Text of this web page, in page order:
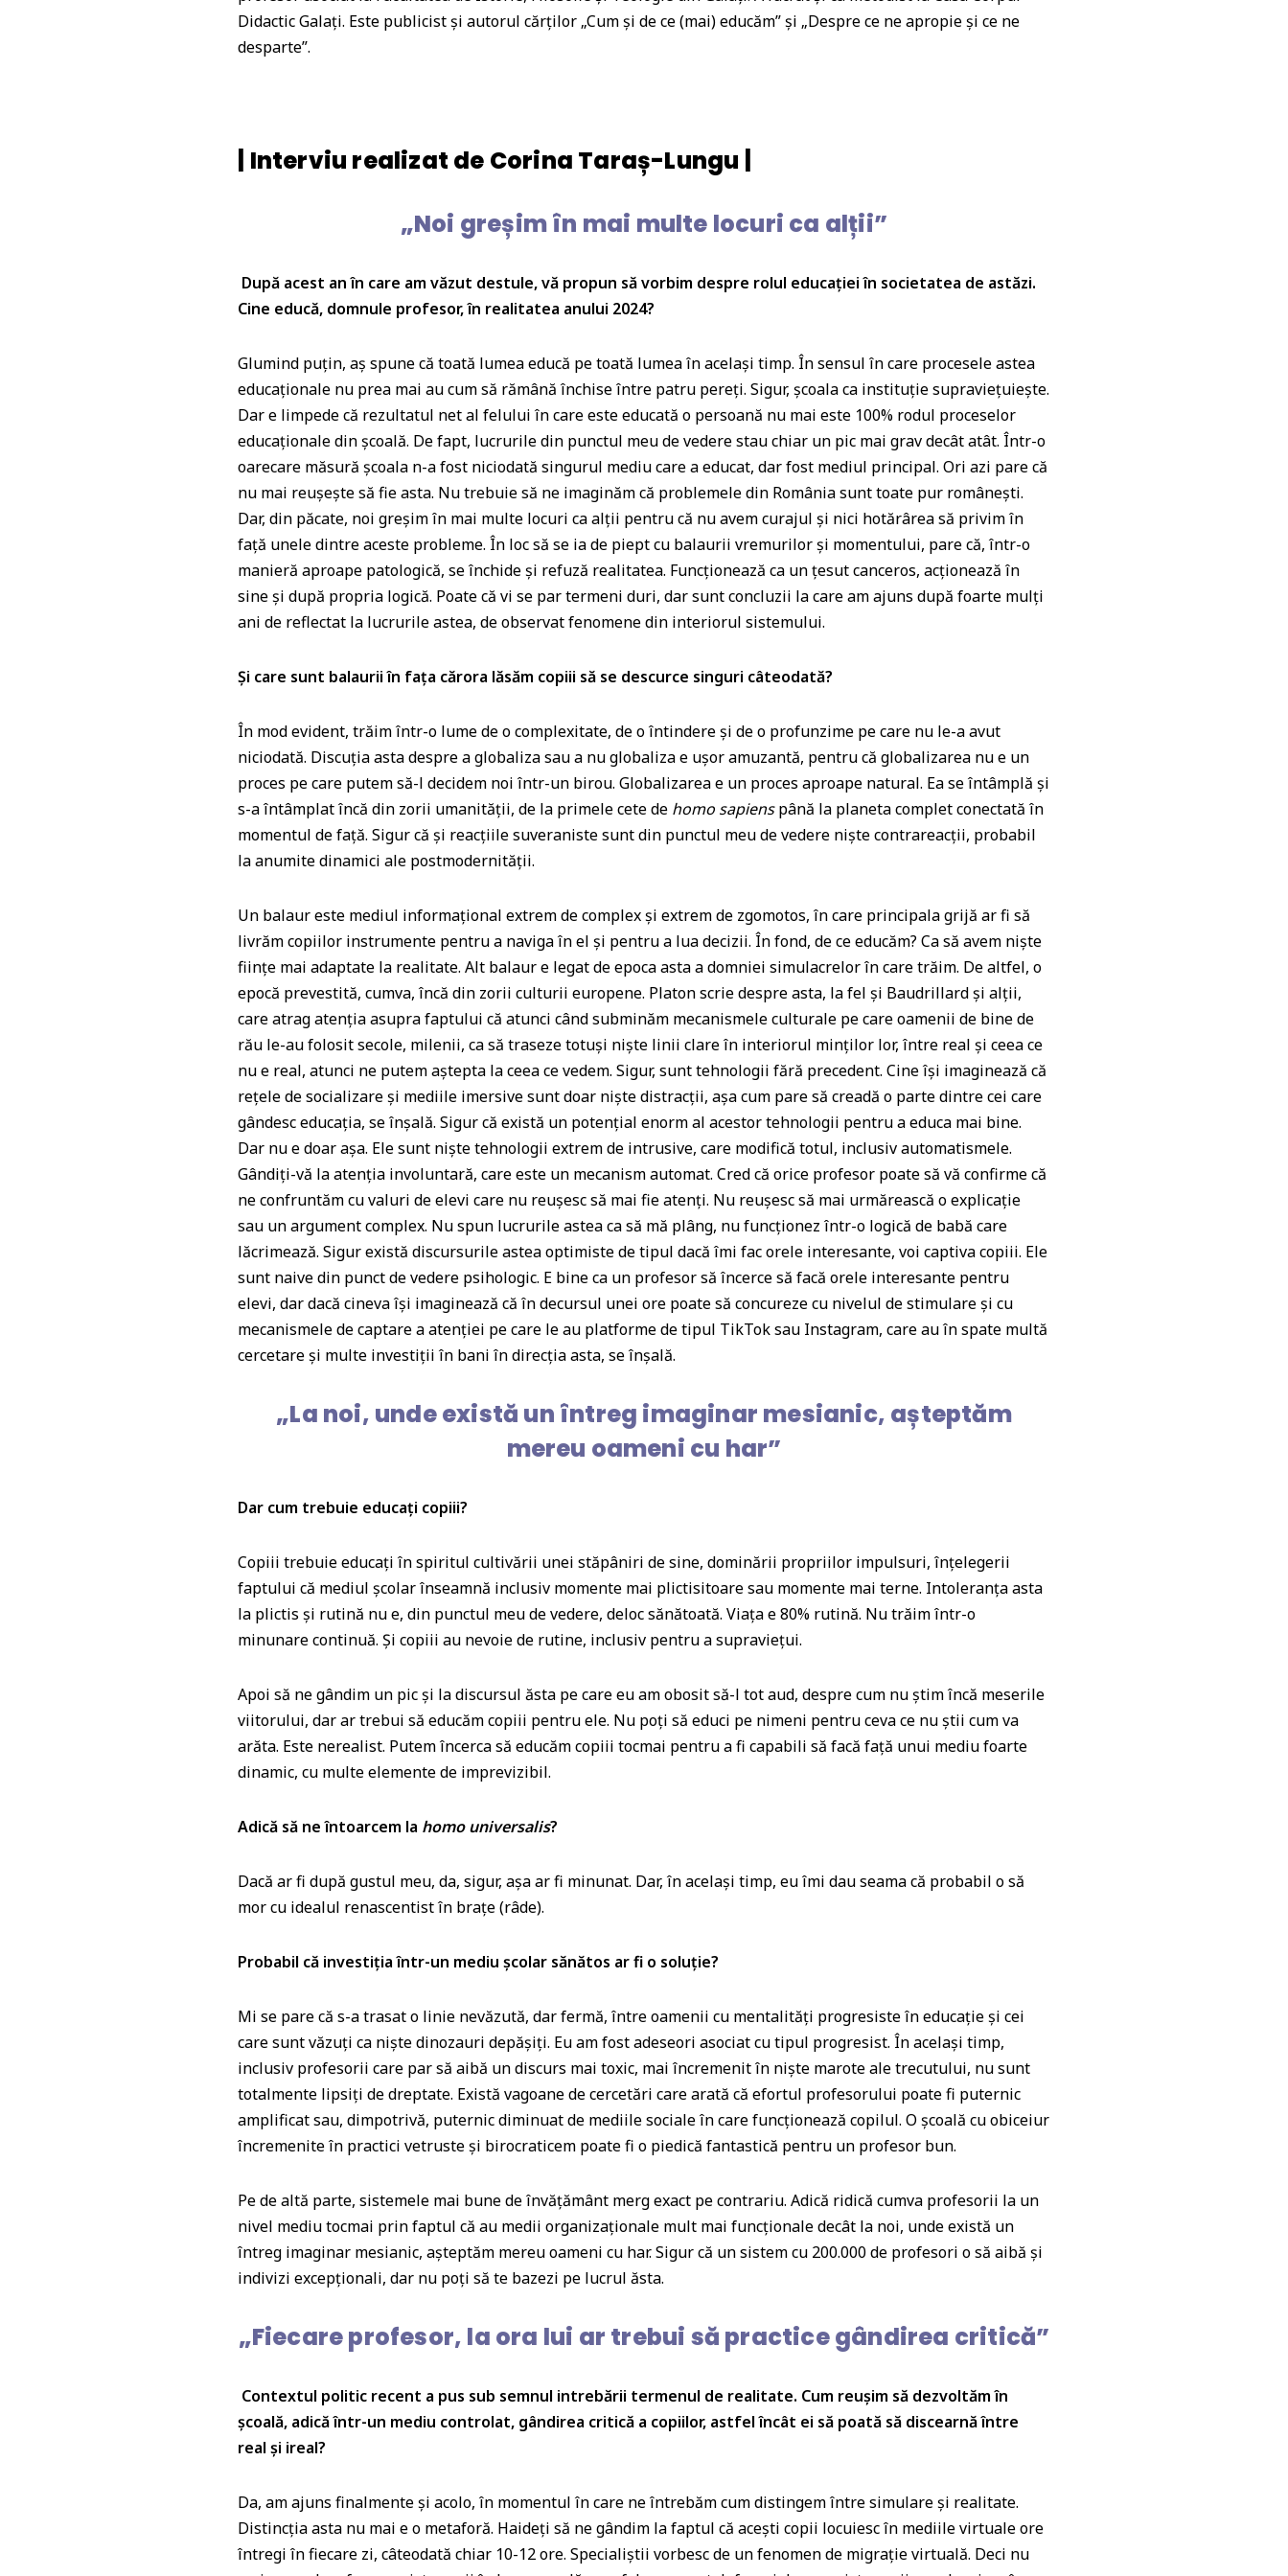
s
A
e e e gl
r
o
o l je
az
Didactic Galați. Este publicist și autorul cărților „Cum și de ce (mai) educăm” și „Despre ce ne apropie și ce ne
desparte”.
| Interviu realizat de Corina Taraș-Lungu |
„Noi greșim în mai multe locuri ca alții”
După acest an în care am văzut destule, vă propun să vorbim despre rolul educației în societatea de astăzi.
Cine educă, domnule profesor, în realitatea anului 2024?
Glumind puțin, aș spune că toată lumea educă pe toată lumea în același timp. În sensul în care procesele astea
educaționale nu prea mai au cum să rămână închise între patru pereți. Sigur, școala ca instituție supraviețuiește.
Dar e limpede că rezultatul net al felului în care este educată o persoană nu mai este 100% rodul proceselor
educaționale din școală. De fapt, lucrurile din punctul meu de vedere stau chiar un pic mai grav decât atât. Într-o
oarecare măsură școala n-a fost niciodată singurul mediu care a educat, dar fost mediul principal. Ori azi pare că
nu mai reușește să fie asta. Nu trebuie să ne imaginăm că problemele din România sunt toate pur românești.
Dar, din păcate, noi greșim în mai multe locuri ca alții pentru că nu avem curajul și nici hotărârea să privim în
față unele dintre aceste probleme. În loc să se ia de piept cu balaurii vremurilor și momentului, pare că, într-o
manieră aproape patologică, se închide și refuză realitatea. Funcționează ca un țesut canceros, acționează în
sine și după propria logică. Poate că vi se par termeni duri, dar sunt concluzii la care am ajuns după foarte mulți
ani de reflectat la lucrurile astea, de observat fenomene din interiorul sistemului.
Și care sunt balaurii în fața cărora lăsăm copiii să se descurce singuri câteodată?
În mod evident, trăim într-o lume de o complexitate, de o întindere și de o profunzime pe care nu le-a avut
niciodată. Discuția asta despre a globaliza sau a nu globaliza e ușor amuzantă, pentru că globalizarea nu e un
proces pe care putem să-l decidem noi într-un birou. Globalizarea e un proces aproape natural. Ea se întâmplă și
s-a întâmplat încă din zorii umanității, de la primele cete de homo sapienspână la planeta complet conectată în
momentul de față. Sigur că și reacțiile suveraniste sunt din punctul meu de vedere niște contrareacții, probabil
la anumite dinamici ale postmodernității.
Un balaur este mediul informațional extrem de complex și extrem de zgomotos, în care principala grijă ar fi să
livrăm copiilor instrumente pentru a naviga în el și pentru a lua decizii. În fond, de ce educăm? Ca să avem niște
ființe mai adaptate la realitate. Alt balaur e legat de epoca asta a domniei simulacrelor în care trăim. De altfel, o
epocă prevestită, cumva, încă din zorii culturii europene. Platon scrie despre asta, la fel și Baudrillard și alții,
care atrag atenția asupra faptului că atunci când subminăm mecanismele culturale pe care oamenii de bine de
rău le-au folosit secole, milenii, ca să traseze totuși niște linii clare în interiorul minților lor, între real și ceea ce
nu e real, atunci ne putem aștepta la ceea ce vedem. Sigur, sunt tehnologii fără precedent. Cine își imaginează că
rețele de socializare și mediile imersive sunt doar niște distracții, așa cum pare să creadă o parte dintre cei care
gândesc educația, se înșală. Sigur că există un potențial enorm al acestor tehnologii pentru a educa mai bine.
Dar nu e doar așa. Ele sunt niște tehnologii extrem de intrusive, care modifică totul, inclusiv automatismele.
Gândiți-vă la atenția involuntară, care este un mecanism automat. Cred că orice profesor poate să vă confirme că
ne confruntăm cu valuri de elevi care nu reușesc să mai fie atenți. Nu reușesc să mai urmărească o explicație
sau un argument complex. Nu spun lucrurile astea ca să mă plâng, nu funcționez într-o logică de babă care
lăcrimează. Sigur există discursurile astea optimiste de tipul dacă îmi fac orele interesante, voi captiva copiii. Ele
sunt naive din punct de vedere psihologic. E bine ca un profesor să încerce să facă orele interesante pentru
elevi, dar dacă cineva își imaginează că în decursul unei ore poate să concureze cu nivelul de stimulare și cu
mecanismele de captare a atenției pe care le au platforme de tipul TikTok sau Instagram, care au în spate multă
cercetare și multe investiții în bani în direcția asta, se înșală.
„La noi, unde există un întreg imaginar mesianic, așteptăm
mereu oameni cu har”
Dar cum trebuie educați copiii?
Copiii trebuie educați în spiritul cultivării unei stăpâniri de sine, dominării propriilor impulsuri, înțelegerii
faptului că mediul școlar înseamnă inclusiv momente mai plictisitoare sau momente mai terne. Intoleranța asta
la plictis și rutină nu e, din punctul meu de vedere, deloc sănătoată. Viața e 80% rutină. Nu trăim într-o
minunare continuă. Și copiii au nevoie de rutine, inclusiv pentru a supraviețui.
Apoi să ne gândim un pic și la discursul ăsta pe care eu am obosit să-l tot aud, despre cum nu știm încă meserile
viitorului, dar ar trebui să educăm copiii pentru ele. Nu poți să educi pe nimeni pentru ceva ce nu știi cum va
arăta. Este nerealist. Putem încerca să educăm copiii tocmai pentru a fi capabili să facă față unui mediu foarte
dinamic, cu multe elemente de imprevizibil.
Adică să ne întoarcem la homo universalis?
Dacă ar fi după gustul meu, da, sigur, așa ar fi minunat. Dar, în același timp, eu îmi dau seama că probabil o să
mor cu idealul renascentist în brațe (râde).
Probabil că investiția într-un mediu școlar sănătos ar fi o soluție?
Mi se pare că s-a trasat o linie nevăzută, dar fermă, între oamenii cu mentalități progresiste în educație și cei
care sunt văzuți ca niște dinozauri depășiți. Eu am fost adeseori asociat cu tipul progresist. În același timp,
inclusiv profesorii care par să aibă un discurs mai toxic, mai încremenit în niște marote ale trecutului, nu sunt
totalmente lipsiți de dreptate. Există vagoane de cercetări care arată că efortul profesorului poate fi puternic
amplificat sau, dimpotrivă, puternic diminuat de mediile sociale în care funcționează copilul. O școală cu obiceiur
încremenite în practici vetruste și birocraticem poate fi o piedică fantastică pentru un profesor bun.
Pe de altă parte, sistemele mai bune de învățământ merg exact pe contrariu. Adică ridică cumva profesorii la un
nivel mediu tocmai prin faptul că au medii organizaționale mult mai funcționale decât la noi, unde există un
întreg imaginar mesianic, așteptăm mereu oameni cu har. Sigur că un sistem cu 200.000 de profesori o să aibă și
indivizi excepționali, dar nu poți să te bazezi pe lucrul ăsta.
„Fiecare profesor, la ora lui ar trebui să practice gândirea critică”
Contextul politic recent a pus sub semnul intrebării termenul de realitate. Cum reușim să dezvoltăm în
școală, adică într-un mediu controlat, gândirea critică a copiilor, astfel încât ei să poată să discearnă între
real și ireal?
Da, am ajuns finalmente și acolo, în momentul în care ne întrebăm cum distingem între simulare și realitate.
Distincția asta nu mai e o metaforă. Haideți să ne gândim la faptul că acești copii locuiesc în mediile virtuale ore
întregi în fiecare zi, câteodată chiar 10-12 ore. Specialiștii vorbesc de un fenomen de migrație virtuală. Deci nu